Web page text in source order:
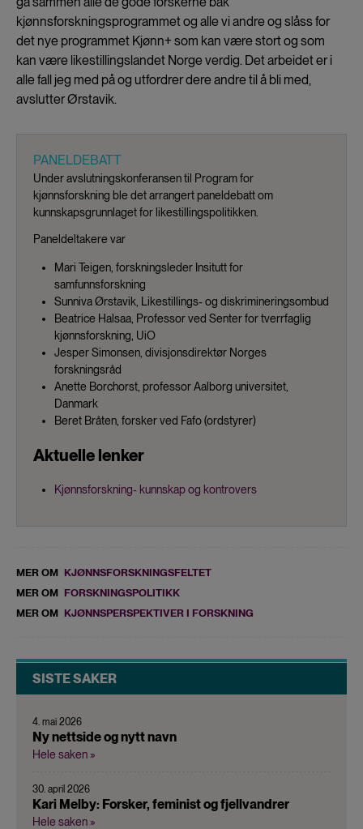
kjønnsforskningsprogrammet og alle vi andre og slåss for
det nye programmet Kjønn+ som kan være stort og som
kan være likestillingslandet Norge verdig. Det arbeidet er i
alle fall jeg med på og utfordrer dere andre til å bli med,
avslutter Ørstavik.
PANELDEBATT
Under avslutningskonferansen til Program for
kjønnsforskning ble det arrangert paneldebatt om
kunnskapsgrunnlaget for likestillingspolitikken.
Paneldeltakere var
Mari Teigen, forskningsleder Insitutt for
samfunnsforskning
Sunniva Ørstavik, Likestillings- og diskrimineringsombud
Beatrice Halsaa, Professor ved Senter for tverrfaglig
kjønnsforskning, UiO
Jesper Simonsen, divisjonsdirektør Norges
forskningsråd
Anette Borchorst, professor Aalborg universitet,
Danmark
Beret Bråten, forsker ved Fafo (ordstyrer)
Aktuelle lenker
Kjønnsforskning- kunnskap og kontrovers
MER OM KJØNNSFORSKNINGSFELTET
MER OM FORSKNINGSPOLITIKK
MER OM KJØNNSPERSPEKTIVER I FORSKNING
SISTE SAKER
4. mai 2026
Ny nettside og nytt navn
Hele saken »
30. april 2026
Kari Melby: Forsker, feminist og fjellvandrer
Hele saken »